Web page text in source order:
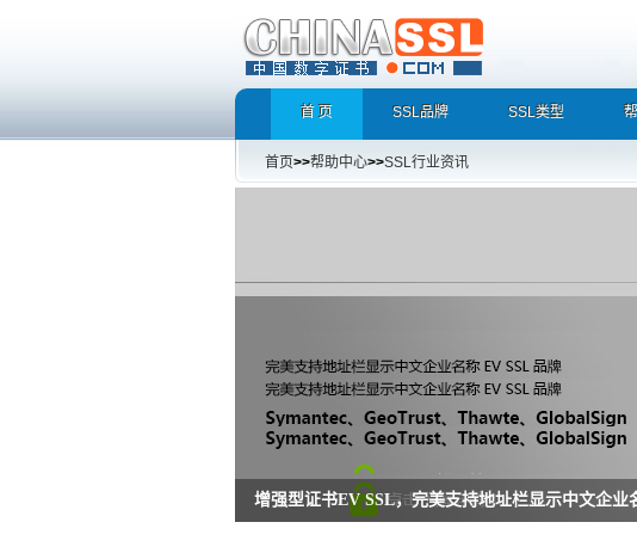
首 页 SSL品牌 SSL类型
首页>>帮助中心>>SSL行业资讯
增强型证书EV SSL，完美支持地址栏显示中文企业
增强型证书EV SSL,赛门铁克EV证书,verisign EV SSL证书,完美